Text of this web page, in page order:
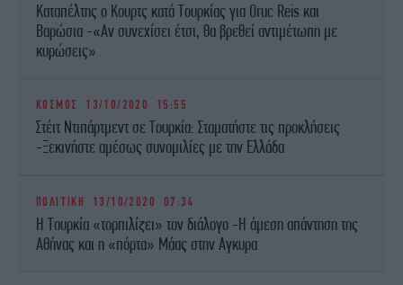
Καταπέλτης ο Κουρτς κατά Τουρκίας για Oruc Reis και
Βαρώσια -«Αν συνεχίσει έτσι, θα βρεθεί αντιμέτωπη με
κυρώσεις»
ΚΟΣΜΟΣ 13/10/2020 15:55
Στέιτ Ντιπάρτμεντ σε Τουρκία: Σταματήστε τις προκλήσεις
-Ξεκινήστε αμέσως συνομιλίες με την Ελλάδα
ΠΟΛΙΤΙΚΗ 13/10/2020 07:34
Η Τουρκία «τορπιλίζει» τον διάλογο -Η άμεση απάντηση της
Αθήνας και η «πόρτα» Μάας στην Αγκυρα